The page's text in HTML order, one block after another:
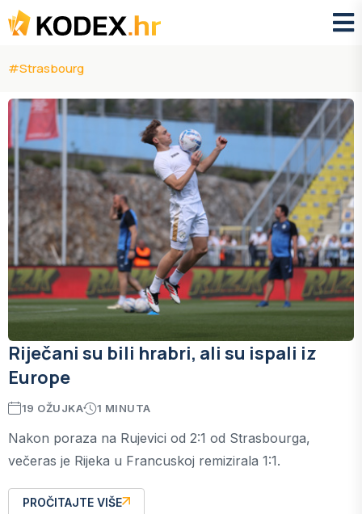
#Strasbourg
Riječani su bili hrabri, ali su ispali iz
Europe
19 OŽUJKA 1 MINUTA
Nakon poraza na Rujevici od 2:1 od Strasbourga,
večeras je Rijeka u Francuskoj remizirala 1:1.
PROČITAJTE VIŠE